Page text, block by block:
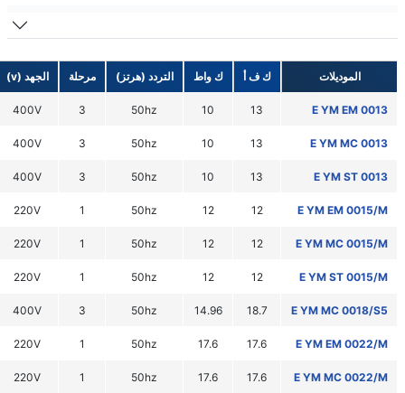
الموديلات ك ف أ ك واط التردد (هرتز) مرحلة الجهد (v)
E YM EM 0013
13
10
50hz
3
400V
E YM MC 0013
13
10
50hz
3
400V
E YM ST 0013
13
10
50hz
3
400V
E YM EM 0015/M
12
12
50hz
1
220V
E YM MC 0015/M
12
12
50hz
1
220V
E YM ST 0015/M
12
12
50hz
1
220V
E YM MC 0018/S5
18.7
14.96
50hz
3
400V
E YM EM 0022/M
17.6
17.6
50hz
1
220V
E YM MC 0022/M
17.6
17.6
50hz
1
220V